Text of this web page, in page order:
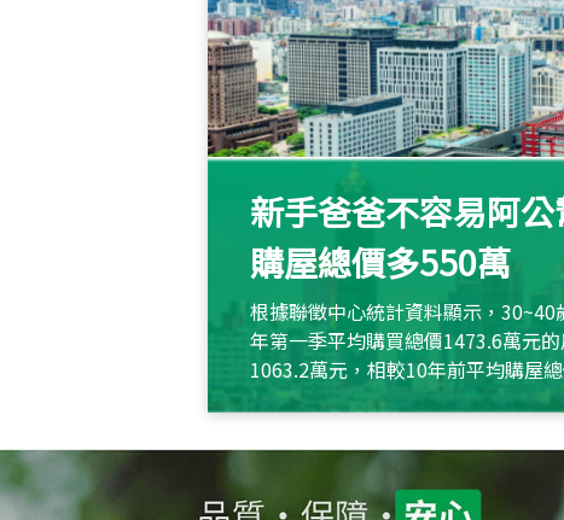
新手爸爸不容易阿
購屋總價多550萬
根據聯徵中心統計資料顯示，
年第一季平均購買總價1473.6萬元
1063.2萬元，相較10年前平均購屋
約550萬元，且貸款金額也多